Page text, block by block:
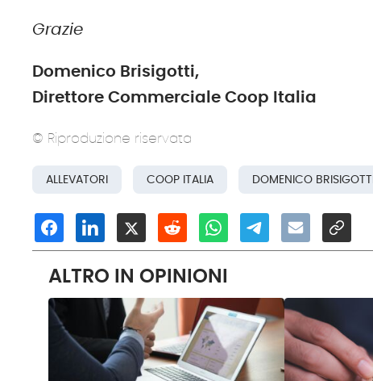
Grazie
Domenico Brisigotti,
Direttore Commerciale Coop Italia
© Riproduzione riservata
ALLEVATORI COOP ITALIA DOMENICO BRISIGOTTI
ALTRO IN OPINIONI